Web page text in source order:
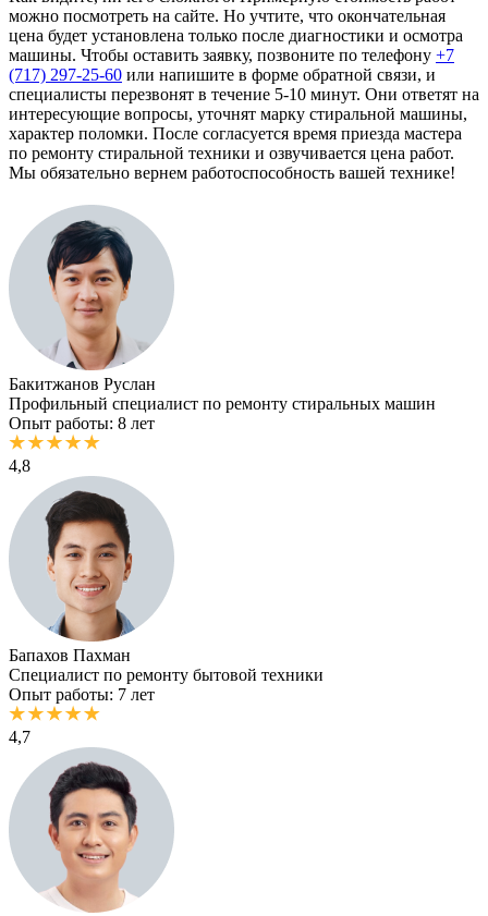
можно посмотреть на сайте. Но учтите, что окончательная
цена будет установлена только после диагностики и осмотра
машины. Чтобы оставить заявку, позвоните по телефону +7
(717) 297-25-60 или напишите в форме обратной связи, и
специалисты перезвонят в течение 5-10 минут. Они ответят на
интересующие вопросы, уточнят марку стиральной машины,
характер поломки. После согласуется время приезда мастера
по ремонту стиральной техники и озвучивается цена работ.
Мы обязательно вернем работоспособность вашей технике!
Бакитжанов Руслан
Профильный специалист по ремонту стиральных машин
Опыт работы: 8 лет
4,8
Бапахов Пахман
Специалист по ремонту бытовой техники
Опыт работы: 7 лет
4,7